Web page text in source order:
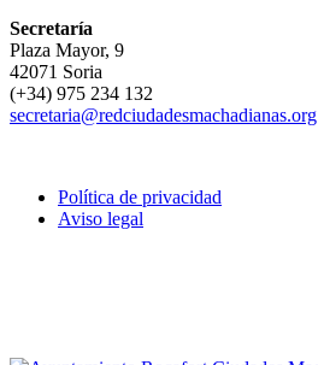
Secretaría
Plaza Mayor, 9
42071 Soria
(+34) 975 234 132
secretaria@redciudadesmachadianas.org
Política de privacidad
Aviso legal